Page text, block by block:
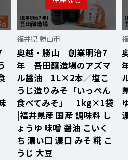
福井県 勝山市
奥越・勝山 創業明治7
年 吾田醸造場のアズマ
ル醤油 1L×2本／塩こ
うじ造りみそ「いっぺん
食べてみそ」 1kg×1袋
|福井県産 国産 調味料 し
ょうゆ 味噌 醤油 こいく
ち 濃い口 濃口 みそ 糀 こ
うじ 大豆